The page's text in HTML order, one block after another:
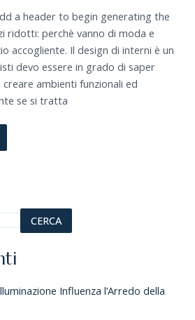
a header to begin generating the
ridotti: perchè vanno di moda e
accogliente. Il design di interni è un
devo essere in grado di saper
ambienti funzionali ed
se si tratta
CERCA
Influenza l’Arredo della